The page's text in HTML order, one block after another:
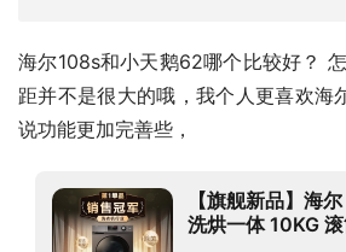
海尔108s和小天鹅62哪个比较好？
距并不是很大的哦，我个人更喜欢海
说功能更加完善些，
【旗舰新品】海
洗烘一体 10KG